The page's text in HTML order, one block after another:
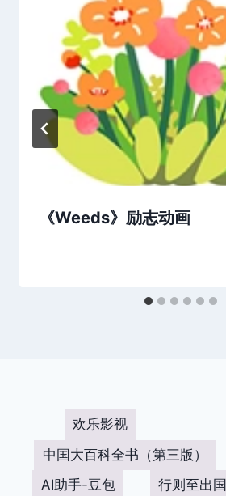
《Weeds》励志动画
欢乐影视
中国大百科全书（第三版）
AI助手-豆包
行则至出国